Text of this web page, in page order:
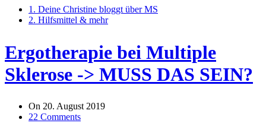
1. Deine Christine bloggt über MS
2. Hilfsmittel & mehr
Ergotherapie bei Multiple
Sklerose -> MUSS DAS SEIN?
On 20. August 2019
22 Comments